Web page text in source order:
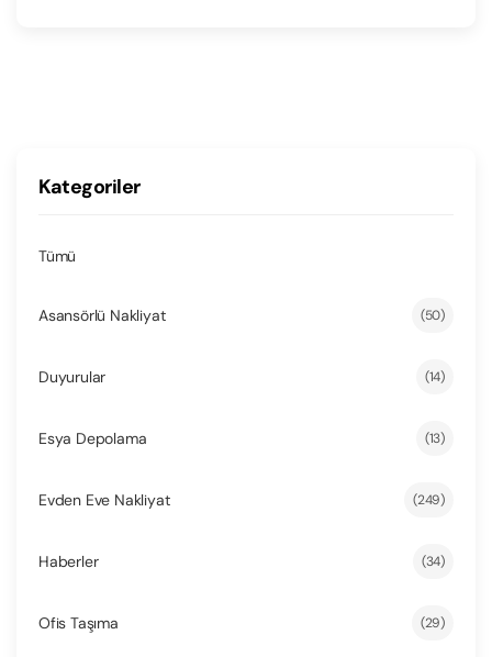
Kategoriler
Tümü
Asansörlü Nakliyat (50)
Duyurular (14)
Esya Depolama (13)
Evden Eve Nakliyat (249)
Haberler (34)
Ofis Taşıma (29)